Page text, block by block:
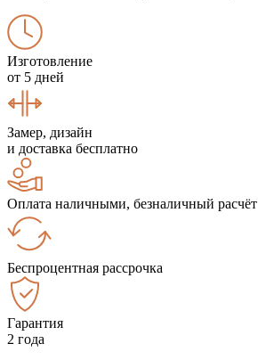
Изготовление
от 5 дней
Замер, дизайн
и доставка бесплатно
Оплата наличными, безналичный расчёт
Беспроцентная рассрочка
Гарантия
2 года